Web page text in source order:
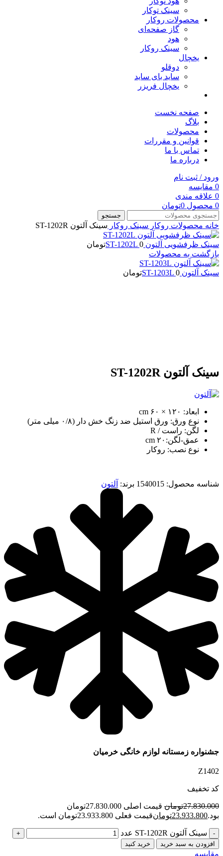
سینک توکار
محصولات روکار
گاز صفحه‌ای
هود
سینک روکار
یخچال
دوقلو
ساید بای ساید
یخچال فریزر
صفحه نخست
بلاگ
محصولات
قوانین و مقررات
تماس با ما
درباره ما
ورود / ثبت نام
0 مقایسه
0 علاقه مندی
0 محصول 0تومان
جستجو
خانه محصولات روکار سینک روکار سینک آلتون ST-1202R
سینک ظرفشویی آلتون ST-1202L 0
تومان
بازگشت به محصولات
سینک آلتون ST-1203L 0
تومان
سینک آلتون ST-1202R
ابعاد: ۱۲۰ × ۶۰ cm
نوع ورق: ورق استیل ضد زنگ خش دار (۰/۸ میلی متر)
لگن: راست / R
عمق-لگن:۲۰ cm
نوع نصب: روکار
شناسه محصول: 1540015 برند: آلتون
جشنواره زمستانه لوازم خانگی خرمیان
Z1402
کد تخفیف
27.830.000تومان
قیمت اصلی 27.830.000تومان
بود.23.933.800تومانقیمت فعلی 23.933.800تومان است.
سینک آلتون ST-1202R عدد
افزودن به سبد خرید خرید کنید
مقایسه